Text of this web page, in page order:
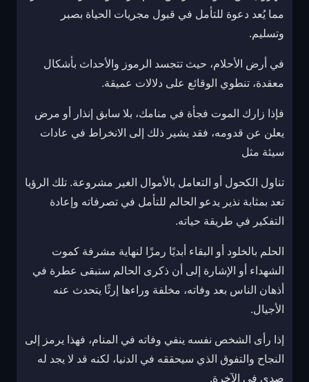
مما يُعد دعوة للتأمل في قبول مجريات الحياة بصبر
وتسليم.
في أرض الأحلام، حيث تتجسد الرموز والأحداث بأشكال
معقدة، تنطوي الوقائع على دلالات عميقة.
فإذا زارك الموت فجأة في منامك، بلا سابق إنذار أو مرض
يعلن عن قدومه، فقد يشير ذلك إلى الانخراط في عادات
سيئة مثل
تناول الكحول أو التعامل بالأموال الغير مشروعة. تلك الرؤيا
تعد بمثابة نذير يدعو الحالم للتأمل في تصرفاته وإعادة
التفكير في طريقة حياته.
الحلم بالخلود أو البقاء أبديًا رمزًا لنهاية مشرفة كموت
الشهداء أو الإشارة إلى أن ذكرى الحالم ستبقى عطرة في
أذهان الناس بعد وفاته، مخلفة وراءها إرثًا يتحدث عنه
الأجيال.
إذا رأى الشخص نفسه ينفي وفاته في المنام، فهذا يرمز إلى
النجاح والتفوق الذي سيحققه في الدنيا، لكنه قد لا يجد له
صدى في الآخرة.